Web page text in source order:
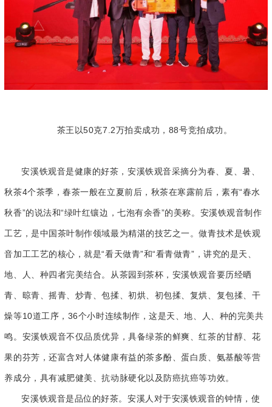
茶王以50克7.2万拍卖成功，88号竞拍成功。
安溪铁观音是健康的好茶，安溪铁观音采摘分为春、夏、暑、
秋茶4个茶季，春茶一般在立夏前后，秋茶在寒露前后，素有“春水
秋香”的说法和“绿叶红镶边，七泡有余香”的美称。安溪铁观音制作
工艺，是中国茶叶制作领域最为精湛的技艺之一。做青技术是铁观
音加工工艺的核心，就是“看天做青”和“看青做青”，讲究的是天、
地、人、种四者完美结合。从茶园到茶杯，安溪铁观音要历经晒
青、晾青、摇青、炒青、包揉、初烘、初包揉、复烘、复包揉、干
燥等10道工序，36个小时连续制作，这是天、地、人、种的完美共
鸣。安溪铁观音不仅品质优异，具备绿茶的鲜爽、红茶的甘醇、花
果的芬芳，还富含对人体健康有益的茶多酚、蛋白质、氨基酸等营
养成分，具有减肥健美、抗动脉硬化以及防癌抗癌等功效。
安溪铁观音是品位的好茶。安溪人对于安溪铁观音的钟情，使